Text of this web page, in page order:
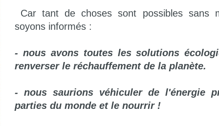
Car tant de choses sont possibles sans
soyons informés :
- nous avons toutes les solutions
renverser le réchauffement de la planète.
- nous saurions véhiculer de l'énergie
parties du monde et le nourrir !